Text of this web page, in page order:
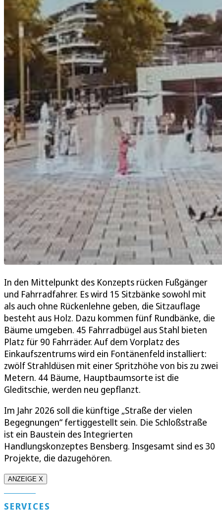
In den Mittelpunkt des Konzepts rücken Fußgänger
und Fahrradfahrer. Es wird 15 Sitzbänke sowohl mit
als auch ohne Rückenlehne geben, die Sitzauflage
besteht aus Holz. Dazu kommen fünf Rundbänke, die
Bäume umgeben. 45 Fahrradbügel aus Stahl bieten
Platz für 90 Fahrräder. Auf dem Vorplatz des
Einkaufszentrums wird ein Fontänenfeld installiert:
zwölf Strahldüsen mit einer Spritzhöhe von bis zu zwei
Metern. 44 Bäume, Hauptbaumsorte ist die
Gleditschie, werden neu gepflanzt.
Im Jahr 2026 soll die künftige „Straße der vielen
Begegnungen“ fertiggestellt sein. Die Schloßstraße
ist ein Baustein des Integrierten
Handlungskonzeptes Bensberg. Insgesamt sind es 30
Projekte, die dazugehören.
ANZEIGE X
SERVICES